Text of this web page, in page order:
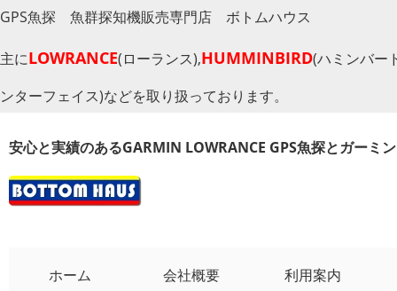
GPS魚探 魚群探知機販売専門店 ボトムハウス
主にLOWRANCE(ローランス),HUMMINBIRD(ハミンバー
ンターフェイス)などを取り扱っております。
安心と実績のあるGARMIN LOWRANCE GPS魚探とガーミ
ホーム 会社概要 利用案内